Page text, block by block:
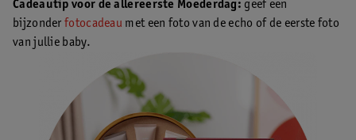
Cadeautip voor de allereerste Moederdag: geef een
bijzonder fotocadeau met een foto van de echo of de eerste foto
van jullie baby.